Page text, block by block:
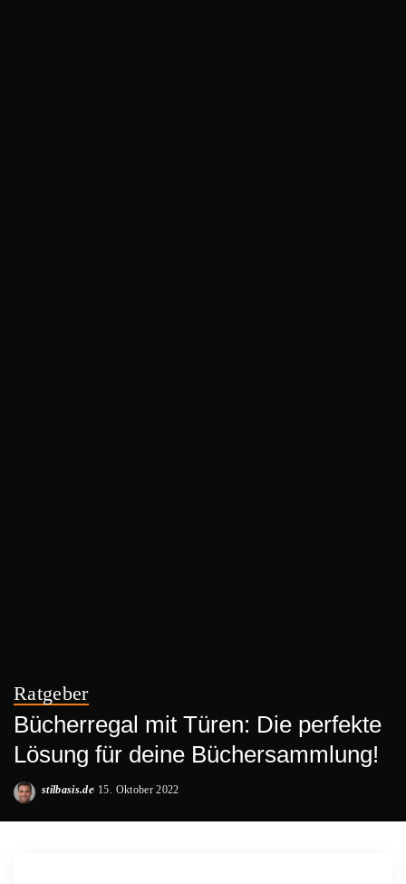
Ratgeber
Bücherregal mit Türen: Die perfekte
Lösung für deine Büchersammlung!
Posted
stilbasis.de 15. Oktober 2022